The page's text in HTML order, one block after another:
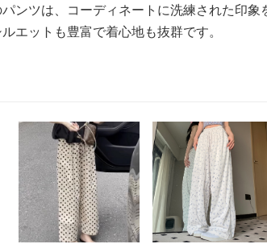
ンツは、コーディネートに洗練された印象
エットも豊富で着心地も抜群です。